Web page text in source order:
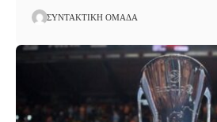
ΣΥΝΤΑΚΤΙΚΉ ΟΜΆΔΑ